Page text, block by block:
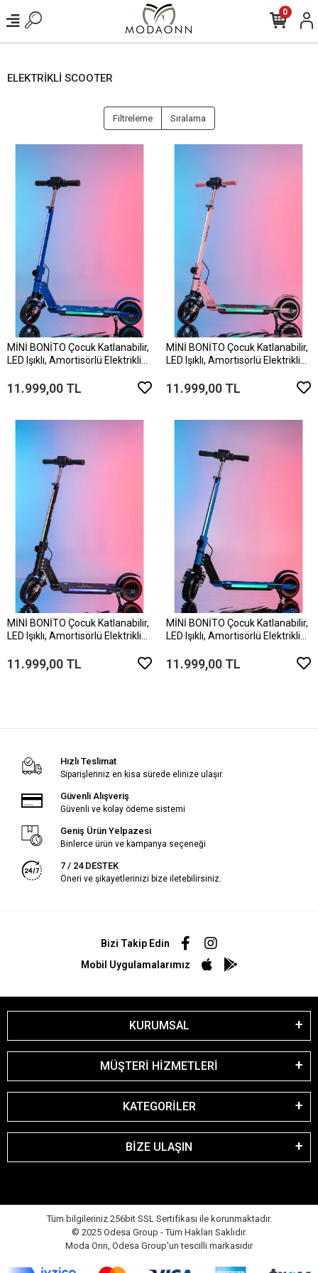
0
ELEKTRİKLİ SCOOTER
Filtreleme Sıralama
MİNİ BONİTO Çocuk Katlanabilir,
LED Işıklı, Amortisörlü Elektrikli
Direksiyonlu!”(Dizlik ve Dirseklik
HEDİYEDİR)..
11.999,00 TL
MİNİ BONİTO Çocuk Katlanabilir,
LED Işıklı, Amortisörlü Elektrikli
Direksiyonlu!”(Dizlik ve Dirseklik
HEDİYEDİR)..
11.999,00 TL
MİNİ BONİTO Çocuk Katlanabilir,
LED Işıklı, Amortisörlü Elektrikli
Direksiyonlu!”(Dizlik ve Dirseklik
HEDİYEDİR)..
11.999,00 TL
MİNİ BONİTO Çocuk Katlanabilir,
LED Işıklı, Amortisörlü Elektrikli
Direksiyonlu!”(Dizlik ve Dirseklik
HEDİYEDİR)..
11.999,00 TL
Hızlı Teslimat
Siparişleriniz en kısa sürede elinize ulaşır.
Güvenli Alışveriş
Güvenli ve kolay ödeme sistemi
Geniş Ürün Yelpazesi
Binlerce ürün ve kampanya seçeneği
7 / 24 DESTEK
Öneri ve şikayetlerinizi bize iletebilirsiniz.
Bizi Takip Edin
Mobil Uygulamalarımız
KURUMSAL
MÜŞTERİ HİZMETLERİ
KATEGORİLER
BİZE ULAŞIN
Tüm bilgileriniz 256bit SSL Sertifikası ile korunmaktadır.
© 2025 Odesa Group - Tüm Hakları Saklıdır.
Moda Onn, Odesa Group'un tescilli markasıdır